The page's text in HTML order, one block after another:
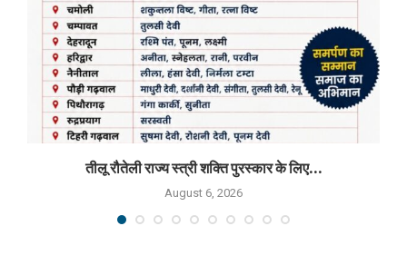
तीलू रौतेली राज्य स्त्री शक्ति पुरस्कार के लिए...
August 6, 2026